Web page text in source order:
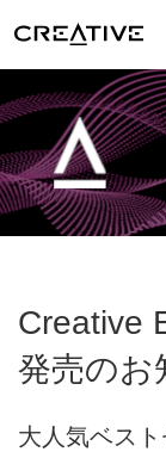
Creative
発売のお
大人気ベス
Facebook